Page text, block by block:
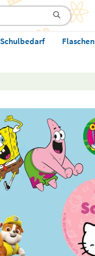
Schulbedarf Flaschen